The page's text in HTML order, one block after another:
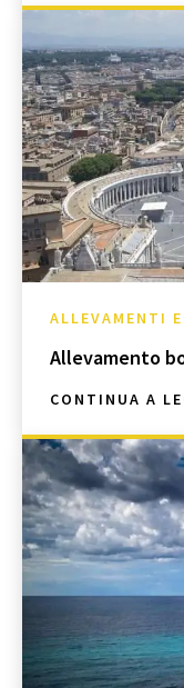
ALLEVAMENTI
Allevamento
CONTINUA A